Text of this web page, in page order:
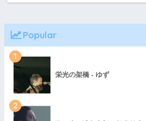
Popular
1
栄光の架橋 - ゆず
2